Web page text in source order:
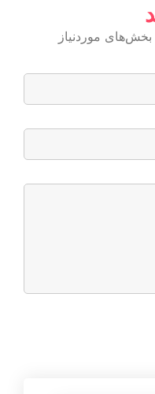
بخش‌های موردنیاز